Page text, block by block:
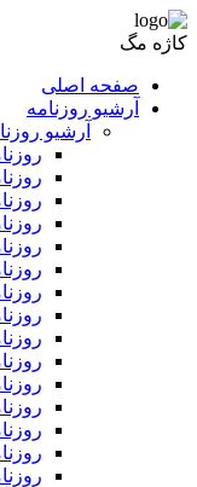
کاژه مگ
صفحه اصلی
آرشیو روزنامه
آرشیو